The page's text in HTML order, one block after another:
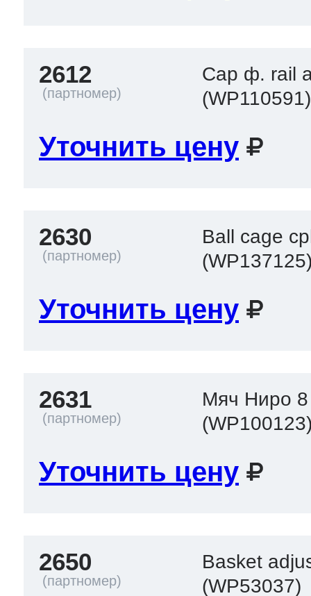
2612
Cap ф. rail
(WP110591)
Уточнить цену
2630
Ball cage
Уточнить цену
2631
Мяч Ниро
Уточнить цену
2650
Basket
(WP53037)